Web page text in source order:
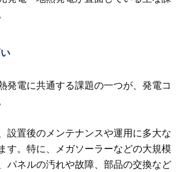
発電に共通する課題の一つが、発電コ
設置後のメンテナンスや運用に多大な
す。特に、メガソーラーなどの大規模
パネルの汚れや故障、部品の交換など